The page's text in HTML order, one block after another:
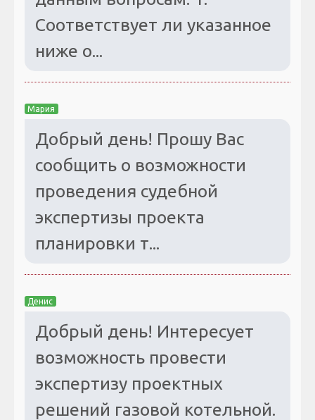
Соответствует ли указанное
ниже о...
Мария
Добрый день! Прошу Вас
сообщить о возможности
проведения судебной
экспертизы проекта
планировки т...
Денис
Добрый день! Интересует
возможность провести
экспертизу проектных
решений газовой котельной.